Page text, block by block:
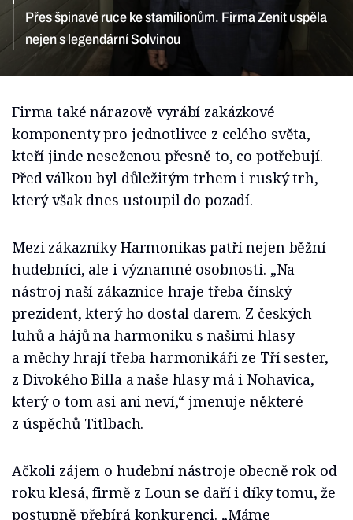
Přes špinavé ruce ke stamilionům. Firma Zenit uspěla
nejen s legendární Solvinou
Firma také nárazově vyrábí zakázkové
komponenty pro jednotlivce z celého světa,
kteří jinde neseženou přesně to, co potřebují.
Před válkou byl důležitým trhem i ruský trh,
který však dnes ustoupil do pozadí.
Mezi zákazníky Harmonikas patří nejen běžní
hudebníci, ale i významné osobnosti. „Na
nástroj naší zákaznice hraje třeba čínský
prezident, který ho dostal darem. Z českých
luhů a hájů na harmoniku s našimi hlasy
a měchy hrají třeba harmonikáři ze Tří sester,
z Divokého Billa a naše hlasy má i Nohavica,
který o tom asi ani neví,“ jmenuje některé
z úspěchů Titlbach.
Ačkoli zájem o hudební nástroje obecně rok od
roku klesá, firmě z Loun se daří i díky tomu, že
postupně přebírá konkurenci. „Máme